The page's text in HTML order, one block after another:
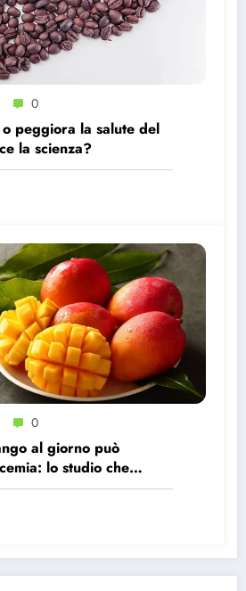
0
peggiora la salute del
la scienza?
0
al giorno può
lo studio che
sullo zucchero